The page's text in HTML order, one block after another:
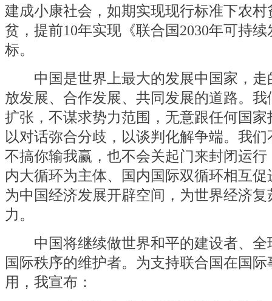
建成小康社会，如期实现现行标准下农
贫，提前10年实现《联合国2030年可持
标。
中国是世界上最大的发展中国家，走
放发展、合作发展、共同发展的道路。
扩张，不谋求势力范围，无意跟任何国
以对话弥合分歧，以谈判化解争端。我
不搞你输我赢，也不会关起门来封闭运
内大循环为主体、国内国际双循环相互
为中国经济发展开辟空间，为世界经济
力。
中国将继续做世界和平的建设者、全
国际秩序的维护者。为支持联合国在国
用，我宣布：